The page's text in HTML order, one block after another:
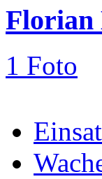
Florian
1 Foto